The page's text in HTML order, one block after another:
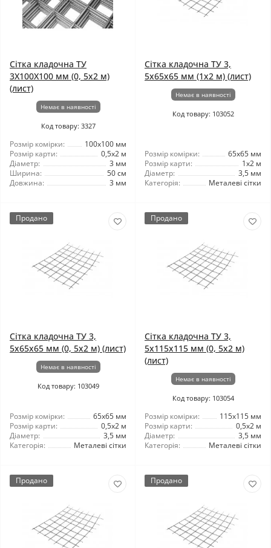
Сітка кладочна ТУ
3X100X100 мм (0, 5x2 м)
(лист)
Немає в наявності
Код товару: 3327
Розмір комірки:
100x100 мм
Розмір карти:
0,5x2 м
Діаметр:
3 мм
Ширина:
50 см
Довжина:
3 мм
Сітка кладочна ТУ 3,
5x65x65 мм (1x2 м) (лист)
Немає в наявності
Код товару: 103052
Розмір комірки:
65x65 мм
Розмір карти:
1x2 м
Діаметр:
3,5 мм
Категорія:
Металеві сітки
Продано
Сітка кладочна ТУ 3,
5x65x65 мм (0, 5x2 м) (лист)
Немає в наявності
Код товару: 103049
Розмір комірки:
65x65 мм
Розмір карти:
0,5x2 м
Діаметр:
3,5 мм
Категорія:
Металеві сітки
Продано
Сітка кладочна ТУ 3,
5x115x115 мм (0, 5x2 м)
(лист)
Немає в наявності
Код товару: 103054
Розмір комірки:
115x115 мм
Розмір карти:
0,5x2 м
Діаметр:
3,5 мм
Категорія:
Металеві сітки
Продано Продано